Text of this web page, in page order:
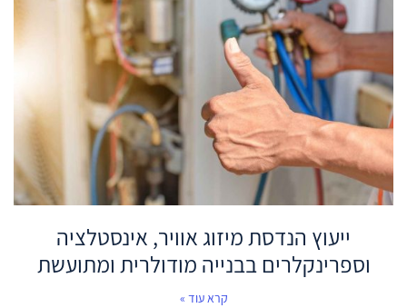
ייעוץ הנדסת מיזוג אוויר, אינסטלציה
וספרינקלרים בבנייה מודולרית ומתועשת
קרא עוד »